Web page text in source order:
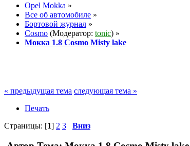
Opel Mokka »
Все об автомобиле »
Бортовой журнал »
Cosmo (Модератор: tonic) »
Мокка 1.8 Cosmo Misty lake
« предыдущая тема следующая тема »
Печать
Страницы: [1] 2 3 Вниз